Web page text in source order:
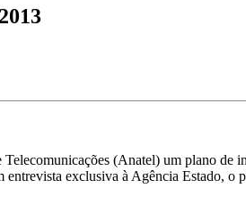
(Anatel) um plano
exclusiva à Agência Estado, o